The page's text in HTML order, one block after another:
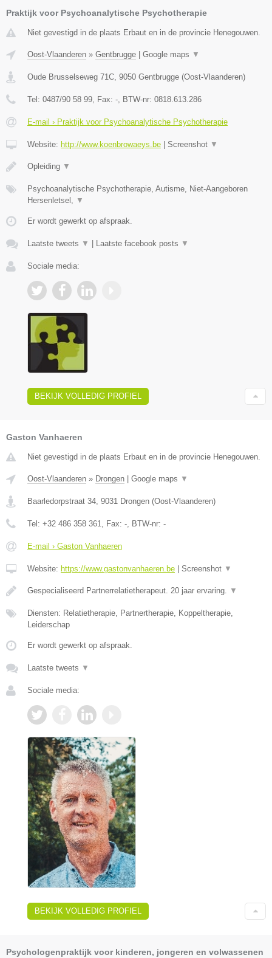
Praktijk voor Psychoanalytische Psychotherapie
Niet gevestigd in de plaats Erbaut en in de provincie Henegouwen.
Oost-Vlaanderen » Gentbrugge Google maps ▼
Oude Brusselseweg 71C, 9050 Gentbrugge (Oost-Vlaanderen)
Tel: 0487/90 58 99, Fax: -, BTW-nr: 0818.613.286
E-mail › Praktijk voor Psychoanalytische Psychotherapie
Website: http://www.koenbrowaeys.be Screenshot ▼
Opleiding ▼
Psychoanalytische Psychotherapie, Autisme, Niet-Aangeboren
Hersenletsel, ▼
Er wordt gewerkt op afspraak.
Laatste tweets ▼ Laatste facebook posts ▼
Sociale media:
BEKIJK VOLLEDIG PROFIEL
Gaston Vanhaeren
Niet gevestigd in de plaats Erbaut en in de provincie Henegouwen.
Oost-Vlaanderen » Drongen Google maps ▼
Baarledorpstraat 34, 9031 Drongen (Oost-Vlaanderen)
Tel: +32 486 358 361, Fax: -, BTW-nr: -
E-mail › Gaston Vanhaeren
Website: https://www.gastonvanhaeren.be Screenshot ▼
Gespecialiseerd Partnerrelatietherapeut. 20 jaar ervaring. ▼
Diensten: Relatietherapie, Partnertherapie, Koppeltherapie,
Leiderschap
Er wordt gewerkt op afspraak.
Laatste tweets ▼
Sociale media:
BEKIJK VOLLEDIG PROFIEL
Psychologenpraktijk voor kinderen, jongeren en volwassenen